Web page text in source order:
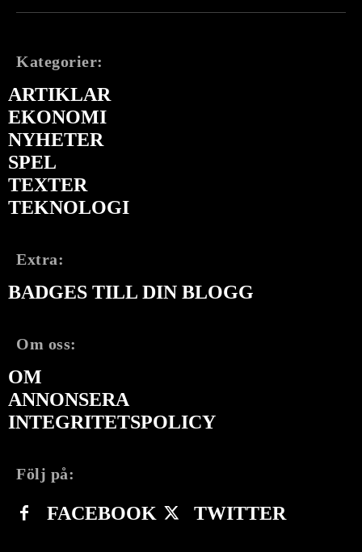
Kategorier:
ARTIKLAR
EKONOMI
NYHETER
SPEL
TEXTER
TEKNOLOGI
Extra:
BADGES TILL DIN BLOGG
Om oss:
OM
ANNONSERA
INTEGRITETSPOLICY
Följ på:
FACEBOOK TWITTER